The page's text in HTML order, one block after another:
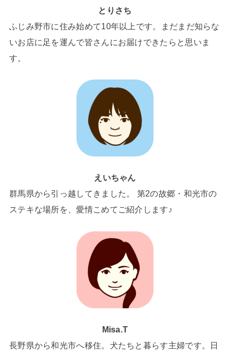
とりさち
ふじみ野市に住み始めて10年以上です。まだまだ知らな
いお店に足を運んで皆さんにお届けできたらと思いま
す。
えいちゃん
群馬県から引っ越してきました。 第2の故郷・和光市の
ステキな場所を、愛情こめてご紹介します♪
Misa.T
長野県から和光市へ移住。犬たちと暮らす主婦です。日